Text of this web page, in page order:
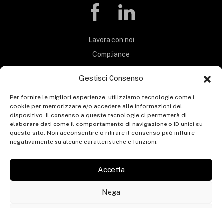
Gestisci Consenso
Per fornire le migliori esperienze, utilizziamo tecnologie come i
cookie per memorizzare e/o accedere alle informazioni del
dispositivo. Il consenso a queste tecnologie ci permetterà di
elaborare dati come il comportamento di navigazione o ID unici su
questo sito. Non acconsentire o ritirare il consenso può influire
negativamente su alcune caratteristiche e funzioni.
Accetta
Nega
Lavora con noi
Compliance
Carta Servizi
MOG 231
Codice etico
Whistleblowing
Segnalazione whistleblowing
Contatti